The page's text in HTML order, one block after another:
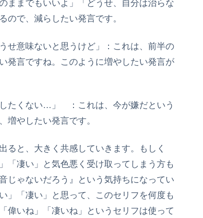
ままでもいいよ」「どうせ、自分は治らな
ので、減らしたい発言です。
せ意味ないと思うけど」：これは、前半の
発言ですね。このように増やしたい発言が
たくない…」 ：これは、今が嫌だという
増やしたい発言です。
ると、大きく共感していきます。もしく
「凄い」と気色悪く受け取ってしまう方も
じゃないだろう』という気持ちになってい
」「凄い」と思って、このセリフを何度も
偉いね」「凄いね」というセリフは使って